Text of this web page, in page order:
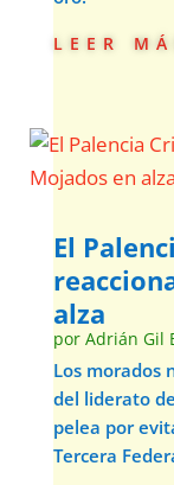
leer
El
alza
por Adrián Gil
Los morados
del liderato
pelea por
Tercera